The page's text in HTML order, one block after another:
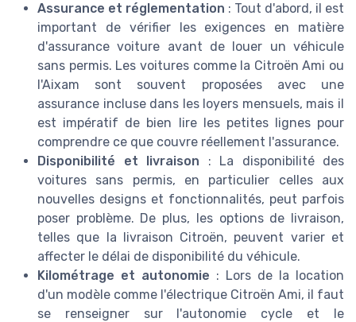
Assurance et réglementation : Tout d'abord, il est
important de vérifier les exigences en matière
d'assurance voiture avant de louer un véhicule
sans permis. Les voitures comme la Citroën Ami ou
l'Aixam sont souvent proposées avec une
assurance incluse dans les loyers mensuels, mais il
est impératif de bien lire les petites lignes pour
comprendre ce que couvre réellement l'assurance.
Disponibilité et livraison : La disponibilité des
voitures sans permis, en particulier celles aux
nouvelles designs et fonctionnalités, peut parfois
poser problème. De plus, les options de livraison,
telles que la livraison Citroën, peuvent varier et
affecter le délai de disponibilité du véhicule.
Kilométrage et autonomie : Lors de la location
d'un modèle comme l'électrique Citroën Ami, il faut
se renseigner sur l'autonomie cycle et le